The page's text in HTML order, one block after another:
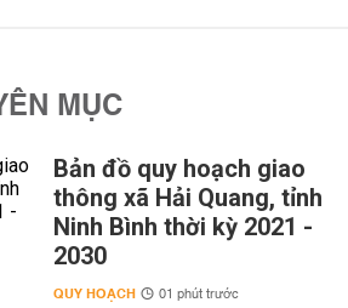
MỤC
Bản đồ quy hoạch giao
thông xã Hải Quang, tỉnh
Ninh Bình thời kỳ 2021 -
2030
QUY HOẠCH 01 phút trước